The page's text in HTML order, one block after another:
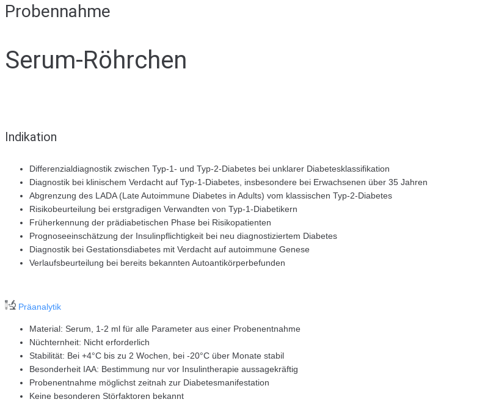
Probennahme
Serum-Röhrchen
Indikation
Differenzialdiagnostik zwischen Typ-1- und Typ-2-Diabetes bei unklarer Diabetesklassifikation
Diagnostik bei klinischem Verdacht auf Typ-1-Diabetes, insbesondere bei Erwachsenen über 35 Jahren
Abgrenzung des LADA (Late Autoimmune Diabetes in Adults) vom klassischen Typ-2-Diabetes
Risikobeurteilung bei erstgradigen Verwandten von Typ-1-Diabetikern
Früherkennung der prädiabetischen Phase bei Risikopatienten
Prognoseeinschätzung der Insulinpflichtigkeit bei neu diagnostiziertem Diabetes
Diagnostik bei Gestationsdiabetes mit Verdacht auf autoimmune Genese
Verlaufsbeurteilung bei bereits bekannten Autoantikörperbefunden
Präanalytik
Material: Serum, 1-2 ml für alle Parameter aus einer Probenentnahme
Nüchternheit: Nicht erforderlich
Stabilität: Bei +4°C bis zu 2 Wochen, bei -20°C über Monate stabil
Besonderheit IAA: Bestimmung nur vor Insulintherapie aussagekräftig
Probenentnahme möglichst zeitnah zur Diabetesmanifestation
Keine besonderen Störfaktoren bekannt